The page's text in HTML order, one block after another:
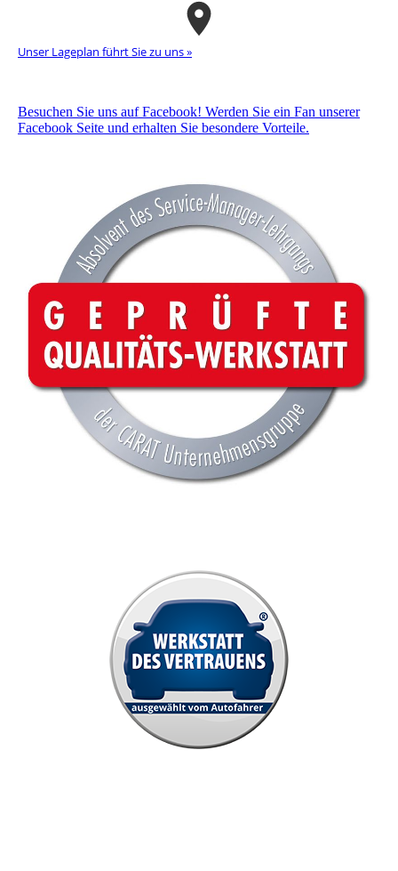
Unser La­ge­plan führt Sie zu uns »
Besuchen Sie uns auf Facebook! Werden Sie ein Fan unserer
Facebook Seite und erhalten Sie besondere Vorteile.